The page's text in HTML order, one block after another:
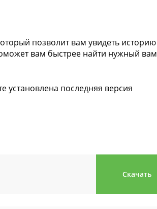
позволит вам увидеть историю
вам быстрее найти нужный вам
установлена последняя версия
Скачать